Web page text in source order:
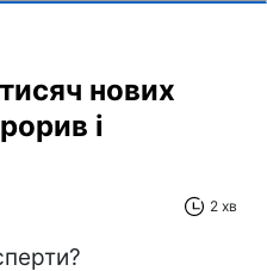
нових
і
2 хв